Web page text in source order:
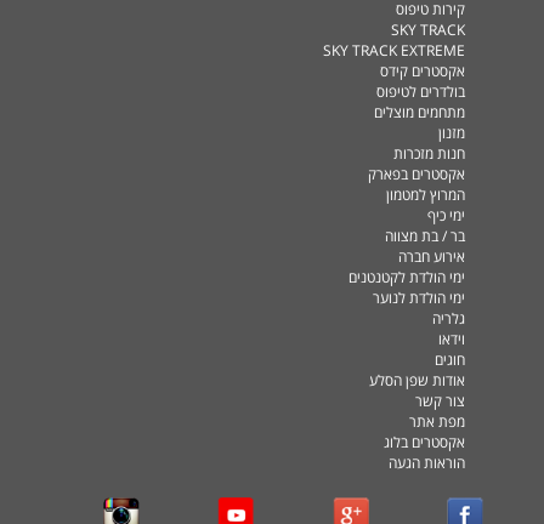
קירות טיפוס
SKY TRACK
SKY TRACK EXTREME
אקסטרים קידס
בולדרים לטיפוס
מתחמים מוצלים
מזנון
חנות מזכרות
אקסטרים בפארק
המרוץ למטמון
ימי כיף
בר / בת מצווה
אירוע חברה
ימי הולדת לקטנטנים
ימי הולדת לנוער
גלריה
וידאו
חוגים
אודות שפן הסלע
צור קשר
מפת אתר
אקסטרים בלוג
הוראות הגעה